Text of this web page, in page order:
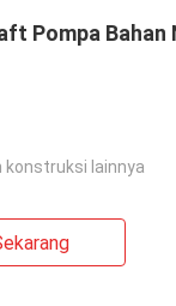
Pompa Bahan
lainnya